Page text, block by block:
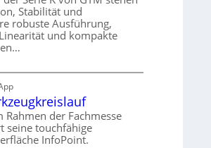
Stabilität und
robuste Ausführung,
und kompakte
Rahmen der Fachmesse
seine touchfähige
InfoPoint.